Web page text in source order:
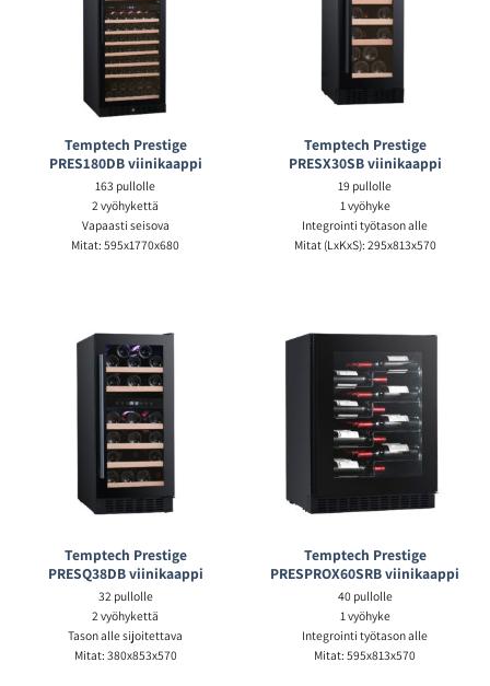
Temptech Prestige
PRES180DB viinikaappi
163 pullolle
2 vyöhykettä
Vapaasti seisova
Mitat: 595x1770x680
Temptech Prestige
PRESX30SB viinikaappi
19 pullolle
1 vyöhyke
Integrointi työtason alle
Mitat (LxKxS): 295x813x570
Temptech Prestige
PRESQ38DB viinikaappi
32 pullolle
2 vyöhykettä
Tason alle sijoitettava
Mitat: 380x853x570
Temptech Prestige
PRESPROX60SRB viinikaappi
40 pullolle
1 vyöhyke
Integrointi työtason alle
Mitat: 595x813x570